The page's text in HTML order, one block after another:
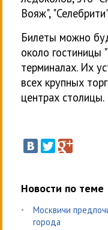
Вояж",
Билеты можно
около гостиницы
терминалах. Их
всех крупных
центрах столицы.
Новости по теме
Москвичи
города